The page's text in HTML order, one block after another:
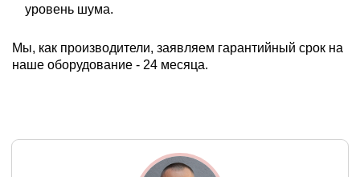
уровень шума.
Мы, как производители, заявляем гарантийный срок на
наше оборудование - 24 месяца.